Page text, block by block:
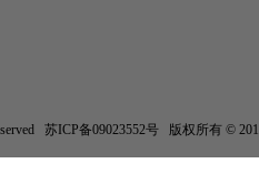
苏ICP备09023552号 版权所有 ©